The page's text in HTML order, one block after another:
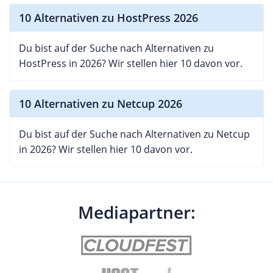
Latenzen. Hochverfügbarkeit: Modernste
Rechenzentren mit redundanter Infrastruktur
Konfigurationen: Besonders bei Root-Servern
können Kunden aus einer Vielzahl von
Betriebssystemen wählen und individuelle
Software-Stacks installieren. Für Unternehmen,
die keine eigenen IT-Kapazitäten bereitstellen
möchten, bietet hosttech Managed-Server-
Lösungen, bei denen der Anbieter die gesamte
ergänzenden Services, die den Aufbau und Betrieb
einer Online-Präsenz erleichtern:
Domainregistrierung: Eine Vielzahl an Top-Level-
Domains (TLDs) steht zur Auswahl, ergänzt durch
nützliche Tools wie Domaincheck und
10 Alternativen zu HostPress 2026
Du bist auf der Suche nach Alternativen zu
HostPress in 2026? Wir stellen hier 10 davon vor.
10 Alternativen zu Netcup 2026
Du bist auf der Suche nach Alternativen zu Netcup
in 2026? Wir stellen hier 10 davon vor.
Mediapartner: